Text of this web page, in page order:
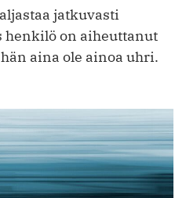
jatkuvasti
henkilö on aiheuttanut
aina ole ainoa uhri.